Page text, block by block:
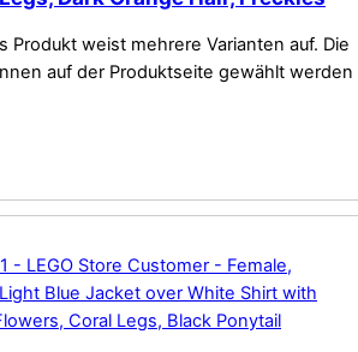
Produkt weist mehrere Varianten auf. Die
auf der Produktseite gewählt werden